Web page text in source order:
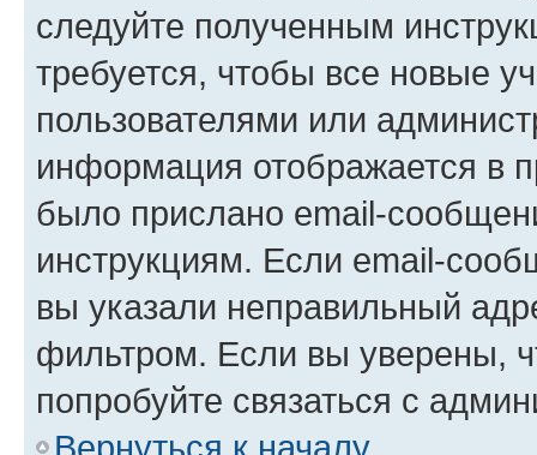
следуйте полученным
требуется, чтобы все новые
пользователями или
информация отображается в
было прислано email-
инструкциям. Если email-
вы указали неправильный
фильтром. Если вы уверены,
попробуйте связаться с
Вернуться к началу